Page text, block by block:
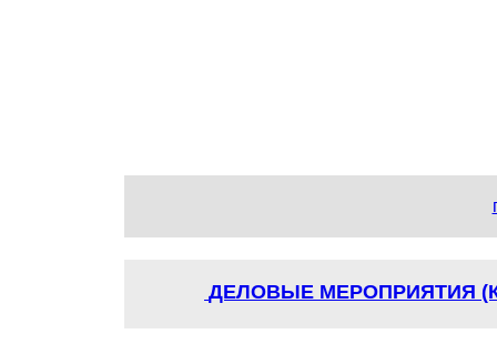
ДЕЛОВЫЕ МЕРОПРИЯТИЯ